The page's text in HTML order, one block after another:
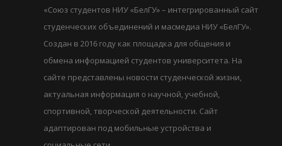
«Союз студентов НИУ «БелГУ» – интегрированный сайт
студенческих объединений и масмедиа НИУ «БелГУ».
Создан в 2016 году как площадка для общения и
обмена информацией студентов университета. На
сайте представлены новости студенческой жизни,
актуальная информация о научной, учебной,
спортивной, творческой деятельности. Сайт
адаптирован под мобильные устройства и